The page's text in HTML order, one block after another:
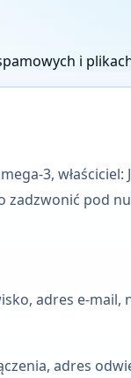
i
3, właściciel:
zadzwonić pod
adres e-
adres